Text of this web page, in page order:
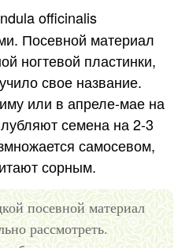
officinalis
Посевной материал
ногтевой пластинки,
свое название.
или в апреле-мае на
семена на 2-3
самосевом,
сорным.
посевной материал
рассмотреть.